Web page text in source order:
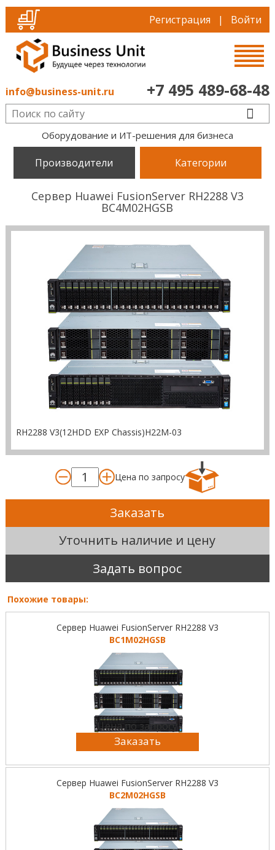
Регистрация | Войти
info@business-unit.ru +7 495 489-68-48
Оборудование и ИТ-решения для бизнеса
Производители Категории
Сервер Huawei FusionServer RH2288 V3
BC4M02HGSB
RH2288 V3(12HDD EXP Chassis)H22M-03
Цена по запросу
Заказать
Уточнить наличие и цену
Задать вопрос
Похожие товары:
Сервер Huawei FusionServer RH2288 V3
BC1M02HGSB
Цена по запросу
Заказать
Сервер Huawei FusionServer RH2288 V3
BC2M02HGSB